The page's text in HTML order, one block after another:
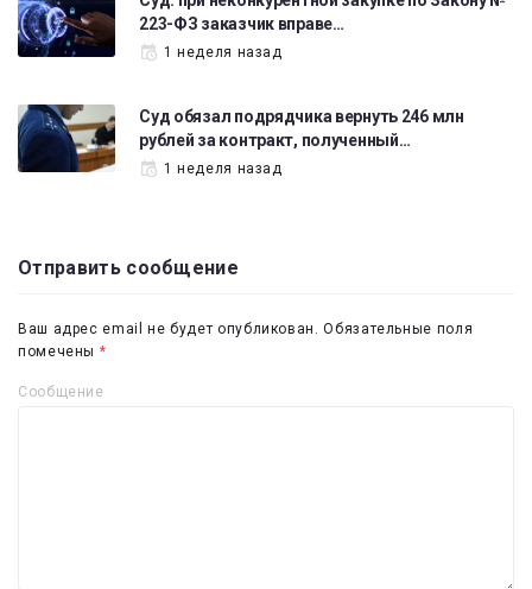
223-ФЗ заказчик вправе…
1 неделя назад
Суд обязал подрядчика вернуть 246 млн
рублей за контракт, полученный…
1 неделя назад
Отправить сообщение
Ваш адрес email не будет опубликован. Обязательные поля
помечены *
Сообщение